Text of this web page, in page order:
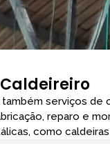
Caldeireiro
serviços de
reparo e
como